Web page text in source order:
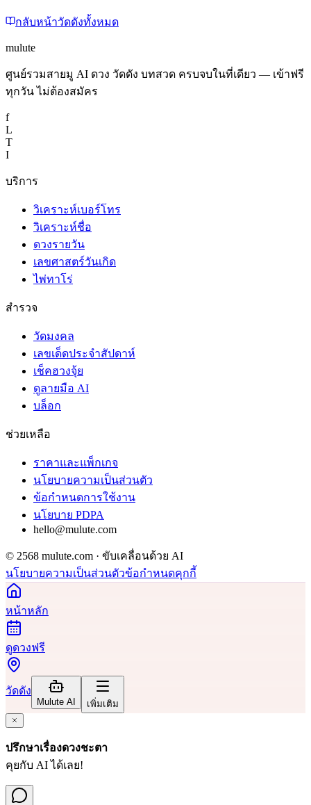
กลับหน้าวัดดังทั้งหมด
mulute
ศูนย์รวมสายมู AI ดวง วัดดัง บทสวด ครบจบในที่เดียว — เข้าฟรี
ทุกวัน ไม่ต้องสมัคร
f
L
T
I
บริการ
วิเคราะห์เบอร์โทร
วิเคราะห์ชื่อ
ดวงรายวัน
เลขศาสตร์วันเกิด
ไพ่ทาโร่
สำรวจ
วัดมงคล
เลขเด็ดประจำสัปดาห์
เช็คฮวงจุ้ย
ดูลายมือ AI
บล็อก
ช่วยเหลือ
ราคาและแพ็กเกจ
นโยบายความเป็นส่วนตัว
ข้อกำหนดการใช้งาน
นโยบาย PDPA
hello@mulute.com
© 2568 mulute.com · ขับเคลื่อนด้วย AI
นโยบายความเป็นส่วนตัวข้อกำหนดคุกกี้
หน้าหลัก
ดูดวงฟรี
วัดดัง
Mulute AI เพิ่มเติม
ปรึกษาเรื่องดวงชะตา
คุยกับ AI ได้เลย!